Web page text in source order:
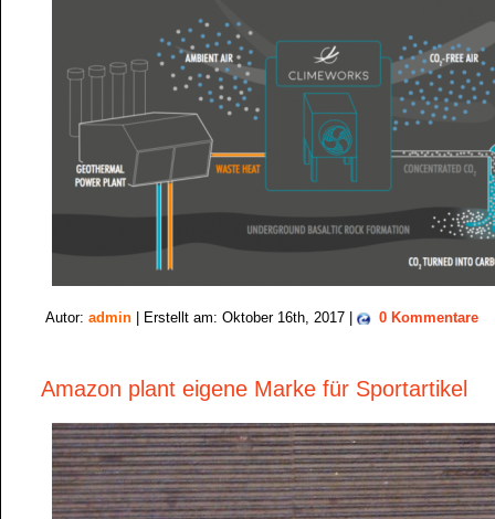
Autor: admin | Erstellt am: Oktober 16th, 2017 | 0 Kommentare
Amazon plant eigene Marke für Sportartikel